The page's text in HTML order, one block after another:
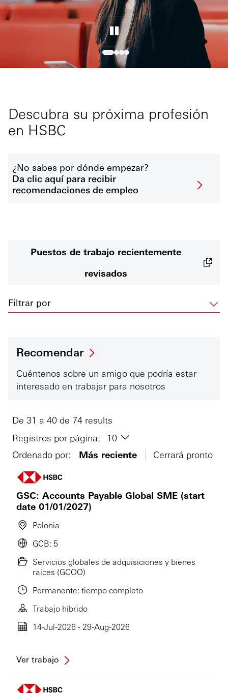
Descubra su próxima profesión
en HSBC
¿No sabes por dónde empezar?
Da clic aquí para recibir
recomendaciones de empleo
Puestos de trabajo recientemente
revisados
Filtrar por
Recomendar
Cuéntenos sobre un amigo que podría estar
interesado en trabajar para nosotros
De 31 a 40 de 74 results
Registros por página:
Ordenado por:
Más reciente Cerrará pronto
GSC: Accounts Payable Global SME (start
date 01/01/2027)
Polonia
GCB: 5
Servicios globales de adquisiciones y bienes
raíces (GCOO)
Permanente: tiempo completo
Trabajo híbrido
14-Jul-2026 - 29-Aug-2026
Ver trabajo